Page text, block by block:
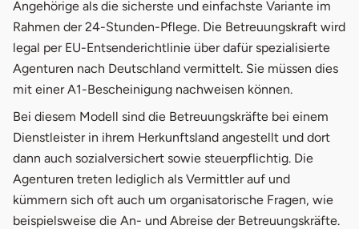
Nachricht
Anfrage abschicken
Angehörige als die sicherste und einfachste Variante im
Rahmen der 24-Stunden-Pflege. Die Betreuungskraft wird
legal per EU-Entsenderichtlinie über dafür spezialisierte
Agenturen nach Deutschland vermittelt. Sie müssen dies
mit einer A1-Bescheinigung nachweisen können.
Bei diesem Modell sind die Betreuungskräfte bei einem
Dienstleister in ihrem Herkunftsland angestellt und dort
dann auch sozialversichert sowie steuerpflichtig. Die
Agenturen treten lediglich als Vermittler auf und
kümmern sich oft auch um organisatorische Fragen, wie
beispielsweise die An- und Abreise der Betreuungskräfte.